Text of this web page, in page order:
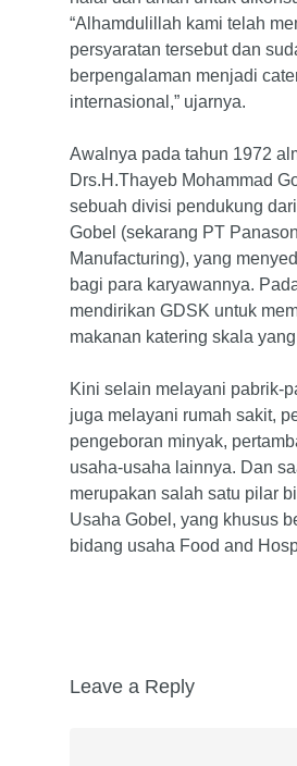
“Alhamdulillah kami telah
persyaratan tersebut dan
berpengalaman menjadi
internasional,” ujarnya.
Awalnya pada tahun 1972
Drs.H.Thayeb Mohammad
sebuah divisi pendukung dari
Gobel (sekarang PT
Manufacturing), yang
bagi para karyawannya.
mendirikan GDSK untuk
makanan katering skala
Kini selain melayani pabrik-
juga melayani rumah sakit,
pengeboran minyak,
usaha-usaha lainnya. Dan
merupakan salah satu pilar
Usaha Gobel, yang khusus
bidang usaha Food and
Leave a Reply